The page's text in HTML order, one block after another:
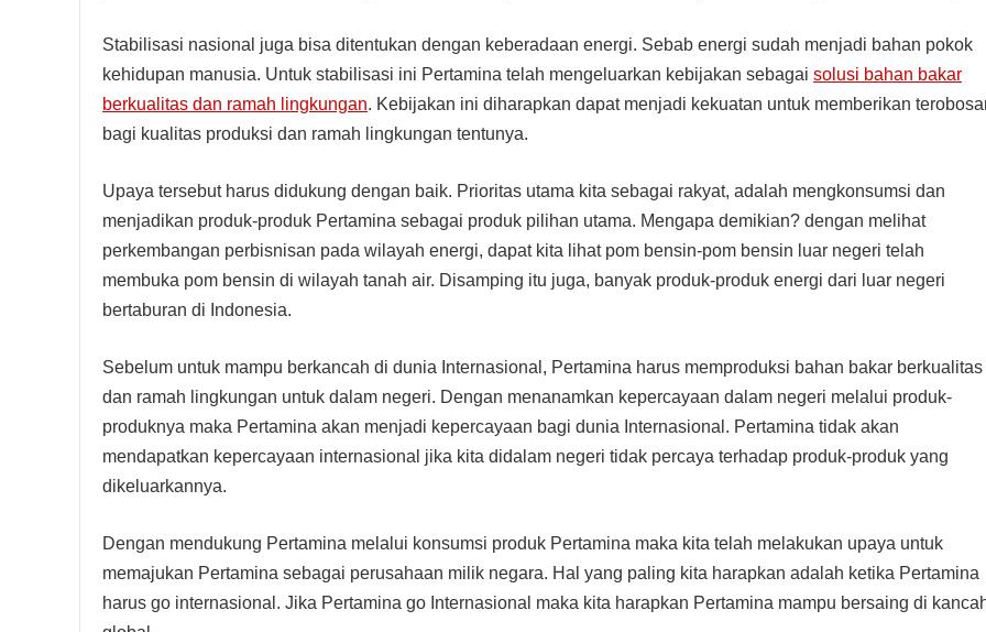
Stabilisasi nasional juga bisa ditentukan dengan keberadaan energi. Sebab energi sudah menjadi bahan pokok
kehidupan manusia. Untuk stabilisasi ini Pertamina telah mengeluarkan kebijakan sebagai solusi bahan bakar
berkualitas dan ramah lingkungan. Kebijakan ini diharapkan dapat menjadi kekuatan untuk memberikan
bagi kualitas produksi dan ramah lingkungan tentunya.
Upaya tersebut harus didukung dengan baik. Prioritas utama kita sebagai rakyat, adalah mengkonsumsi dan
menjadikan produk-produk Pertamina sebagai produk pilihan utama. Mengapa demikian? dengan melihat
perkembangan perbisnisan pada wilayah energi, dapat kita lihat pom bensin-pom bensin luar negeri telah
membuka pom bensin di wilayah tanah air. Disamping itu juga, banyak produk-produk energi dari luar negeri
bertaburan di Indonesia.
Sebelum untuk mampu berkancah di dunia Internasional, Pertamina harus memproduksi bahan bakar berkualitas
dan ramah lingkungan untuk dalam negeri. Dengan menanamkan kepercayaan dalam negeri melalui produk-
produknya maka Pertamina akan menjadi kepercayaan bagi dunia Internasional. Pertamina tidak akan
mendapatkan kepercayaan internasional jika kita didalam negeri tidak percaya terhadap produk-produk yang
dikeluarkannya.
Dengan mendukung Pertamina melalui konsumsi produk Pertamina maka kita telah melakukan upaya untuk
memajukan Pertamina sebagai perusahaan milik negara. Hal yang paling kita harapkan adalah ketika Pertamina
harus go internasional. Jika Pertamina go Internasional maka kita harapkan Pertamina mampu bersaing di